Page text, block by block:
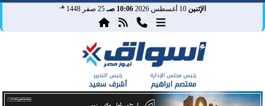
الإثنين 10 أغسطس 2026 10:06 صـ 25 صفر 1448 هـ
رئيس مجلس الإدارة
معتصم ابراهيم
رئيس التحرير
أشرف سعيد